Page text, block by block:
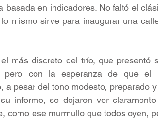
en indicadores. No faltó el
mismo sirve para inaugurar una
más discreto del trío, que presentó
pero con la esperanza de que el
a pesar del tono modesto, preparado
informe, se dejaron ver
como ese murmullo que todos oyen,